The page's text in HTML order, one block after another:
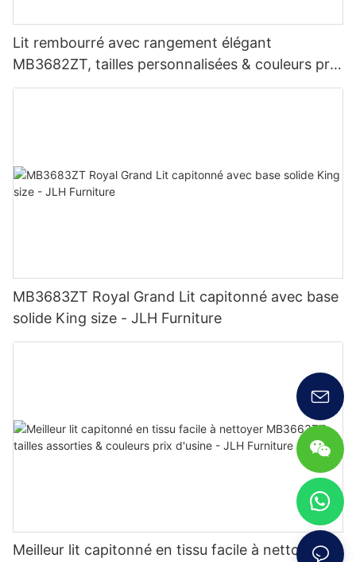
Lit rembourré avec rangement élégant
MB3682ZT, tailles personnalisées & couleurs prix
usine - JLH Furniture
MB3683ZT Royal Grand Lit capitonné avec base
solide King size - JLH Furniture
Meilleur lit capitonné en tissu facile à nettoyer